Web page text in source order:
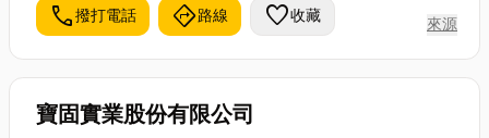
call撥打電話 directions路線 favorite收藏 來源
寶固實業股份有限公司